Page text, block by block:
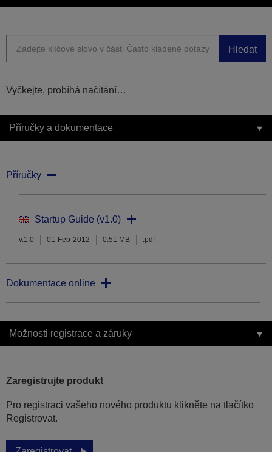
Hledat
Vyčkejte, probíhá načítání…
Příručky a dokumentace
Příručky
Startup Guide (v1.0)
v.1.0 01-Feb-2012 0.51 MB .pdf
Dokumentace online
Možnosti registrace a záruky
Zaregistrujte produkt
Pro registraci vašeho nového produktu klikněte na tlačítko
Registrovat.